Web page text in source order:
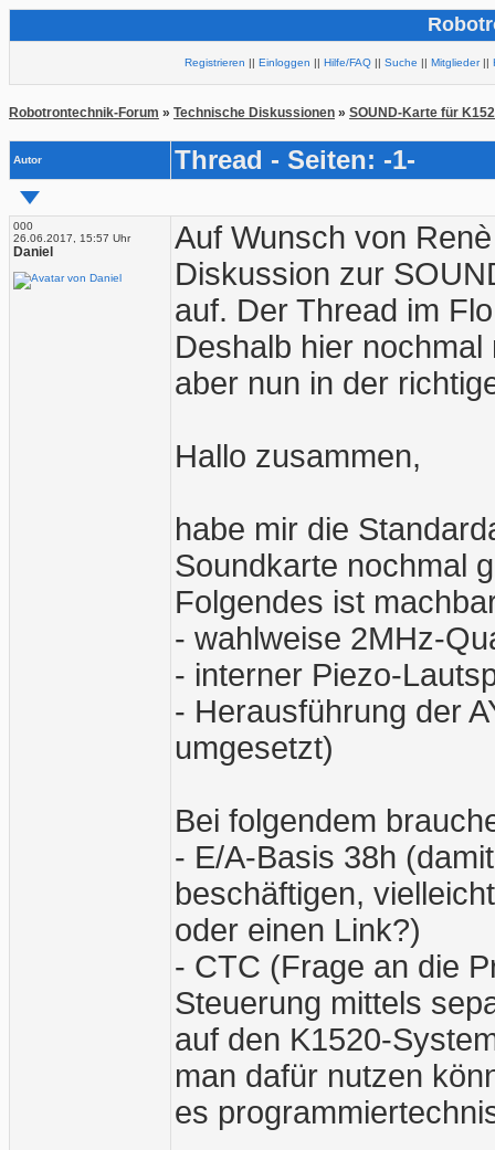
Registrieren || Einloggen || Hilfe/FAQ || Suche || Mitglieder||
Robotrontechnik-Forum » Technische Diskussionen » SOUND-Karte für
Autor Thread - Seiten: -1-
000
26.06.2017, 15:57 Uhr
Daniel
Auf Wunsch von
Diskussion zur
auf. Der Thread im
Deshalb hier
aber nun in der
Hallo zusammen,
habe mir die
Soundkarte nochmal
Folgendes ist
- wahlweise 2MHz-
- interner Piezo-
- Herausführung der
umgesetzt)
Bei folgendem
- E/A-Basis 38h
beschäftigen,
oder einen Link?)
- CTC (Frage an die
Steuerung mittels
auf den K1520-
man dafür nutzen
es